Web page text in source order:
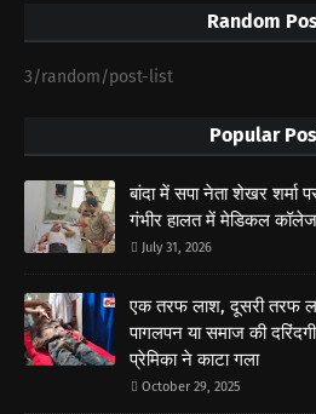
Random
3/random/post-list
Popular
बांदा में सपा नेता शेखर शर्मा
गंभीर हालत में मेडिकल कॉलेज
July 31, 2026
एक तरफ लाश, दूसरी तरफ
पागलपन या समाज की
प्रेमिका ने काटा गला
October 29, 2025